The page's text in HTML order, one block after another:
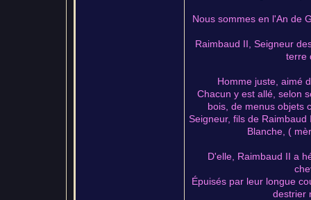
Nous sommes en l'An de
Raimbaud II, Seigneur
terre
Homme juste, aimé
Chacun y est allé, selon
bois, de menus objets
Seigneur, fils de
Blanche, (
D'elle, Raimbaud II a
Épuisés par leur longue
destrier